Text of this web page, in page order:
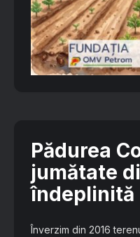
Pădurea
jumătate
îndeplinită
Înverzim din 2016